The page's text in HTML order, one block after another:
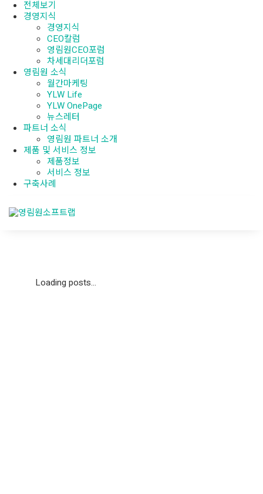
전체보기
경영지식
경영지식
CEO칼럼
영림원CEO포럼
차세대리더포럼
영림원 소식
월간마케팅
YLW Life
YLW OnePage
뉴스레터
파트너 소식
영림원 파트너 소개
제품 및 서비스 정보
제품정보
서비스 정보
구축사례
Loading posts...